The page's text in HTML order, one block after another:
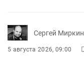
Сергей Миркин
5 августа 2026, 09:00